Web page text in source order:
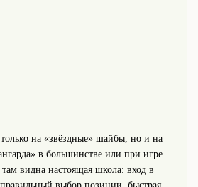
на «звёздные» шайбы, но и на
в большинстве или при игре
видна настоящая школа: вход в